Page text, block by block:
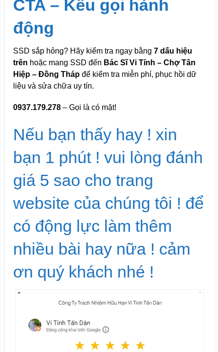
CTA – Kêu gọi hành
động
SSD sắp hỏng? Hãy kiểm tra ngay bằng 7 dấu hiệu
trên hoặc mang SSD đến Bác Sĩ Vi Tính – Chợ Tân
Hiệp – Đồng Thápđể kiểm tra miễn phí, phục hồi dữ
liệu và sửa chữa uy tín.
0937.179.278– Gọi là có mặt!
Nếu bạn thấy hay ! xin
bạn 1 phút ! vui lòng đánh
giá 5 sao cho trang
website của chúng tôi ! để
có động lực làm thêm
nhiều bài hay nữa ! cảm
ơn quý khách nhé !